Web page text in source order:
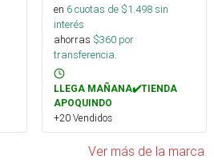
en 6cuotas de $1.498sin
interés
ahorras $360 por
transferencia.
LLEGA MAÑANA✔️TIENDA
APOQUINDO
+20 Vendidos
Ver más de la marca